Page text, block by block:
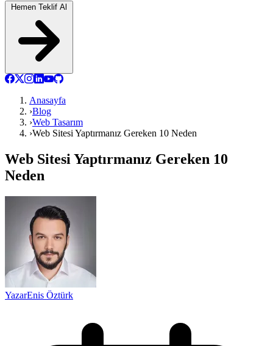
Anasayfa
›Blog
›Web Tasarım
›Web Sitesi Yaptırmanız Gereken 10 Neden
Web Sitesi Yaptırmanız Gereken 10
Neden
YazarEnis Öztürk